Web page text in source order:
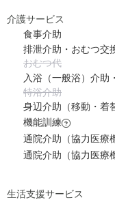
介護サービス
食事介助
排泄介助・おむつ交
おむつ代
入浴（一般浴）介助
特浴介助
身辺介助（移動・着
機能訓練 ?
通院介助（協力医療
通院介助（協力医療
生活支援サービス